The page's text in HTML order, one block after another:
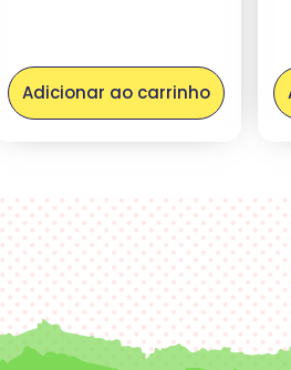
Adicionar ao carrinho